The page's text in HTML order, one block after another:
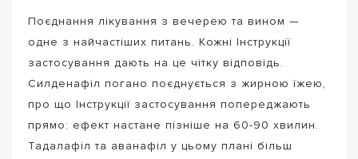
Поєднання лікування з вечерею та вином —
одне з найчастіших питань. Кожні Інструкції
застосування дають на це чітку відповідь.
Силденафіл погано поєднується з жирною їжею,
про що Інструкції застосування попереджають
прямо: ефект настане пізніше на 60-90 хвилин.
Тадалафіл та аванафіл у цьому плані більш